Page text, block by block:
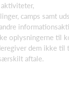
camps samt
oplysningerne til
dem ikke til
aftale.